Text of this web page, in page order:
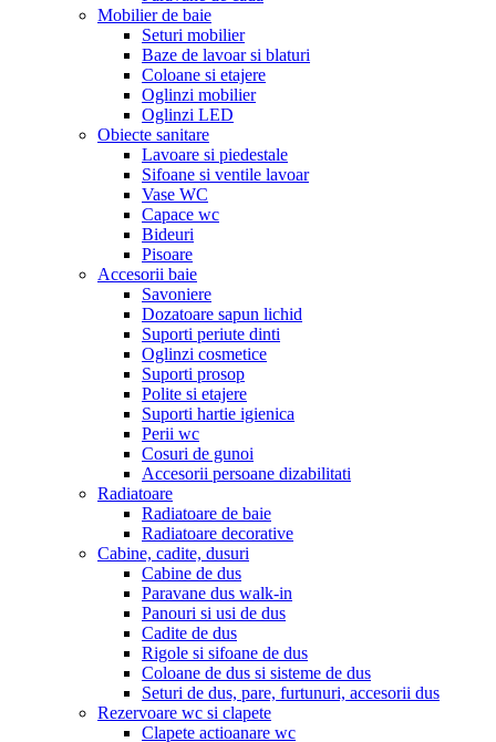
Mobilier de baie
Seturi mobilier
Baze de lavoar si blaturi
Coloane si etajere
Oglinzi mobilier
Oglinzi LED
Obiecte sanitare
Lavoare si piedestale
Sifoane si ventile lavoar
Vase WC
Capace wc
Bideuri
Pisoare
Accesorii baie
Savoniere
Dozatoare sapun lichid
Suporti periute dinti
Oglinzi cosmetice
Suporti prosop
Polite si etajere
Suporti hartie igienica
Perii wc
Cosuri de gunoi
Accesorii persoane dizabilitati
Radiatoare
Radiatoare de baie
Radiatoare decorative
Cabine, cadite, dusuri
Cabine de dus
Paravane dus walk-in
Panouri si usi de dus
Cadite de dus
Rigole si sifoane de dus
Coloane de dus si sisteme de dus
Seturi de dus, pare, furtunuri, accesorii dus
Rezervoare wc si clapete
Clapete actioanare wc